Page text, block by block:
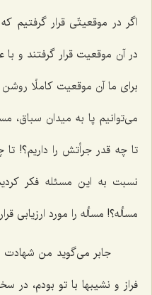
اگر در موقعیتّی قرار گرفتیم
در آن موقعیت قرار گرفتند و
برای ما آن موقعیت کاملًا
می‌توانیم پا به میدان سباق،
تا چه قدر جرأتش را داریم؟!
نسبت به این مسئله فکر
مسأله؟! مسأله را مورد ارزیابی
جابر می‌گوید من
فراز و نشیبها با تو بودم، در